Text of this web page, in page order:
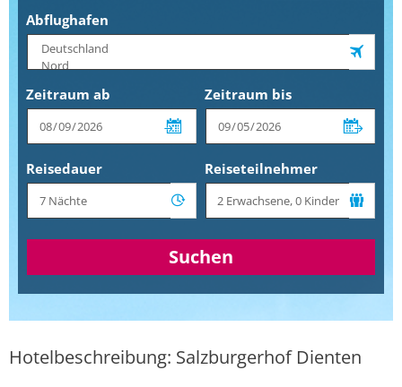
Abflughafen
Zeitraum ab Zeitraum bis
Reisedauer Reiseteilnehmer
Suchen
Hotelbeschreibung: Salzburgerhof Dienten